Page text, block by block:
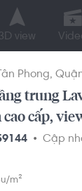
3D view
Tân Phong
trung
cao cấp,
Cập
m²